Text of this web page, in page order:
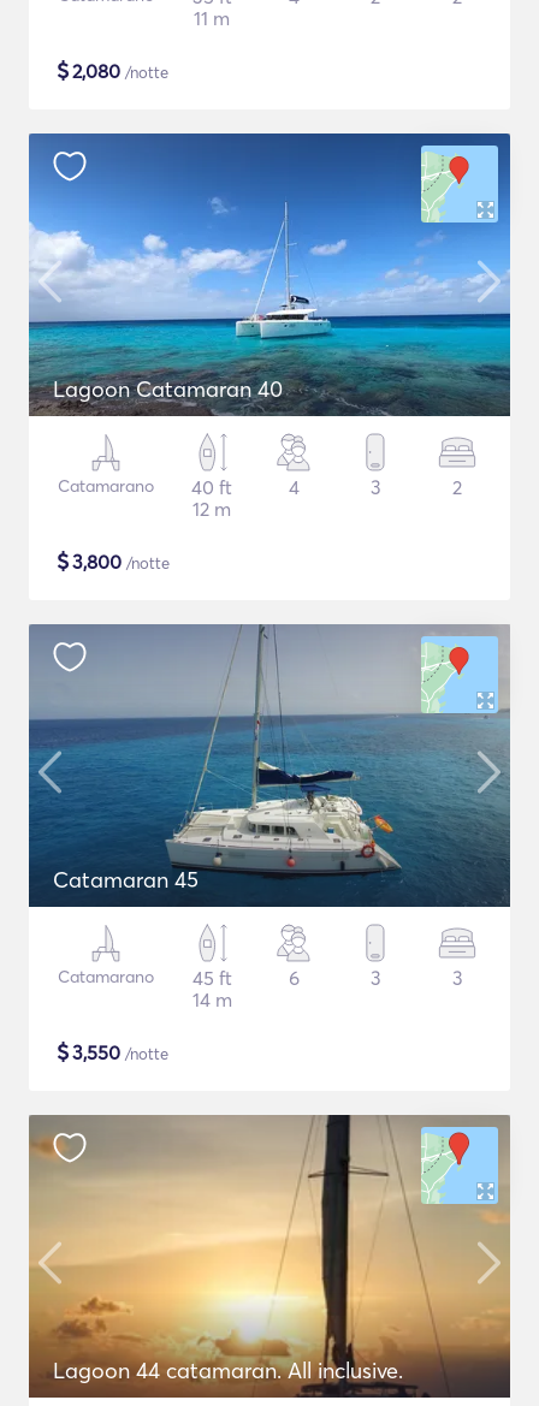
11 m
$2,080 /notte
Lagoon Catamaran 40
Catamarano
40 ft
12 m
4 3 2
$3,800 /notte
Catamaran 45
Catamarano
45 ft
14 m
6 3 3
$3,550 /notte
Lagoon 44 catamaran. All inclusive.